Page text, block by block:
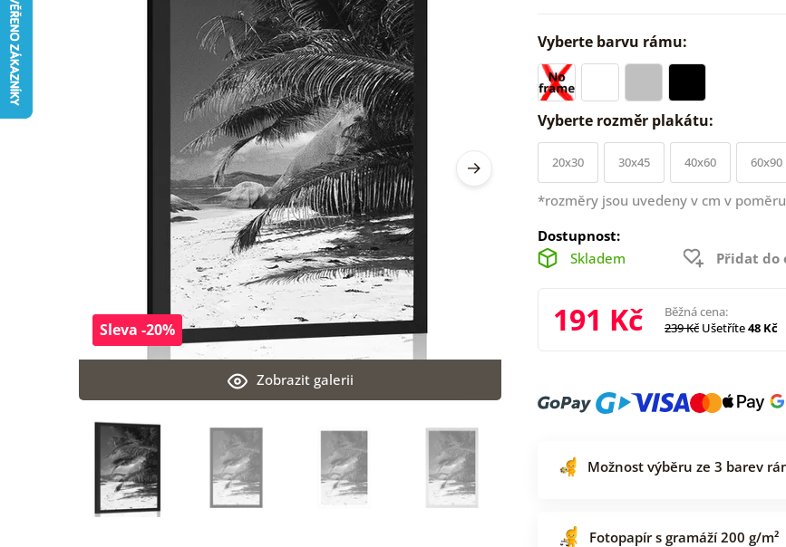
Zobrazit galerii
Sleva -20%
Vyberte barvu rámu:
Vyberte rozměr plakátu:
20x30 30x45 40x60 60x90
*rozměry jsou uvedeny v cm v
Dostupnost:
Skladem
Přidat do
191 Kč
Běžná cena:
239 Kč Ušetříte48 Kč
Možnost výběru ze 3 barev
Fotopapír s gramáží 200 g/m²